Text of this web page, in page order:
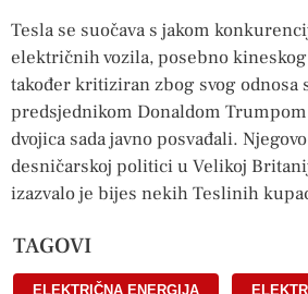
Tesla se suočava s jakom
električnih vozila, posebno
također kritiziran zbog svog odnosa
predsjednikom Donaldom
dvojica sada javno posvađali.
desničarskoj politici u Velikoj
izazvalo je bijes nekih Teslinih
TAGOVI
ELEKTRIČNA ENERGIJA